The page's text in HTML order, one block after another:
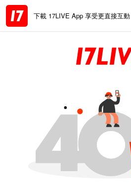
下載 17LIVE App 享受更直接互動